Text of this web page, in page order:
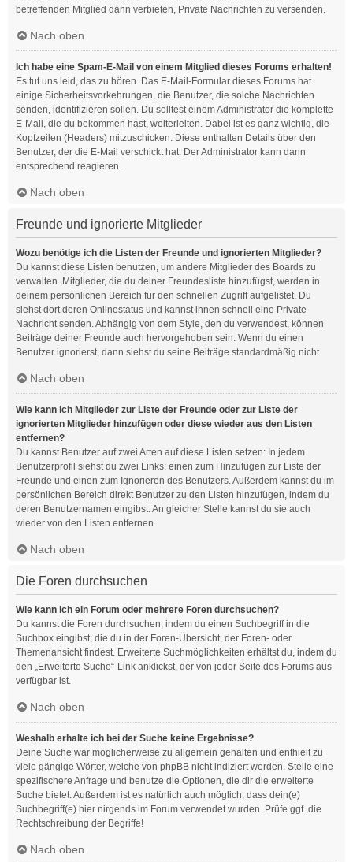
betreffenden Mitglied dann verbieten, Private Nachrichten zu versenden.
Nach oben
Ich habe eine Spam-E-Mail von einem Mitglied dieses Forums erhalten!
Es tut uns leid, das zu hören. Das E-Mail-Formular dieses Forums hat
einige Sicherheitsvorkehrungen, die Benutzer, die solche Nachrichten
senden, identifizieren sollen. Du solltest einem Administrator die komplette
E-Mail, die du bekommen hast, weiterleiten. Dabei ist es ganz wichtig, die
Kopfzeilen (Headers) mitzuschicken. Diese enthalten Details über den
Benutzer, der die E-Mail verschickt hat. Der Administrator kann dann
entsprechend reagieren.
Nach oben
Freunde und ignorierte Mitglieder
Wozu benötige ich die Listen der Freunde und ignorierten Mitglieder?
Du kannst diese Listen benutzen, um andere Mitglieder des Boards zu
verwalten. Mitglieder, die du deiner Freundesliste hinzufügst, werden in
deinem persönlichen Bereich für den schnellen Zugriff aufgelistet. Du
siehst dort deren Onlinestatus und kannst ihnen schnell eine Private
Nachricht senden. Abhängig von dem Style, den du verwendest, können
Beiträge deiner Freunde auch hervorgehoben sein. Wenn du einen
Benutzer ignorierst, dann siehst du seine Beiträge standardmäßig nicht.
Nach oben
Wie kann ich Mitglieder zur Liste der Freunde oder zur Liste der
ignorierten Mitglieder hinzufügen oder diese wieder aus den Listen
entfernen?
Du kannst Benutzer auf zwei Arten auf diese Listen setzen: In jedem
Benutzerprofil siehst du zwei Links: einen zum Hinzufügen zur Liste der
Freunde und einen zum Ignorieren des Benutzers. Außerdem kannst du im
persönlichen Bereich direkt Benutzer zu den Listen hinzufügen, indem du
deren Benutzernamen eingibst. An gleicher Stelle kannst du sie auch
wieder von den Listen entfernen.
Nach oben
Die Foren durchsuchen
Wie kann ich ein Forum oder mehrere Foren durchsuchen?
Du kannst die Foren durchsuchen, indem du einen Suchbegriff in die
Suchbox eingibst, die du in der Foren-Übersicht, der Foren- oder
Themenansicht findest. Erweiterte Suchmöglichkeiten erhältst du, indem du
den „Erweiterte Suche“-Link anklickst, der von jeder Seite des Forums aus
verfügbar ist.
Nach oben
Weshalb erhalte ich bei der Suche keine Ergebnisse?
Deine Suche war möglicherweise zu allgemein gehalten und enthielt zu
viele gängige Wörter, welche von phpBB nicht indiziert werden. Stelle eine
spezifischere Anfrage und benutze die Optionen, die dir die erweiterte
Suche bietet. Außerdem ist es natürlich auch möglich, dass dein(e)
Suchbegriff(e) hier nirgends im Forum verwendet wurden. Prüfe ggf. die
Rechtschreibung der Begriffe!
Nach oben